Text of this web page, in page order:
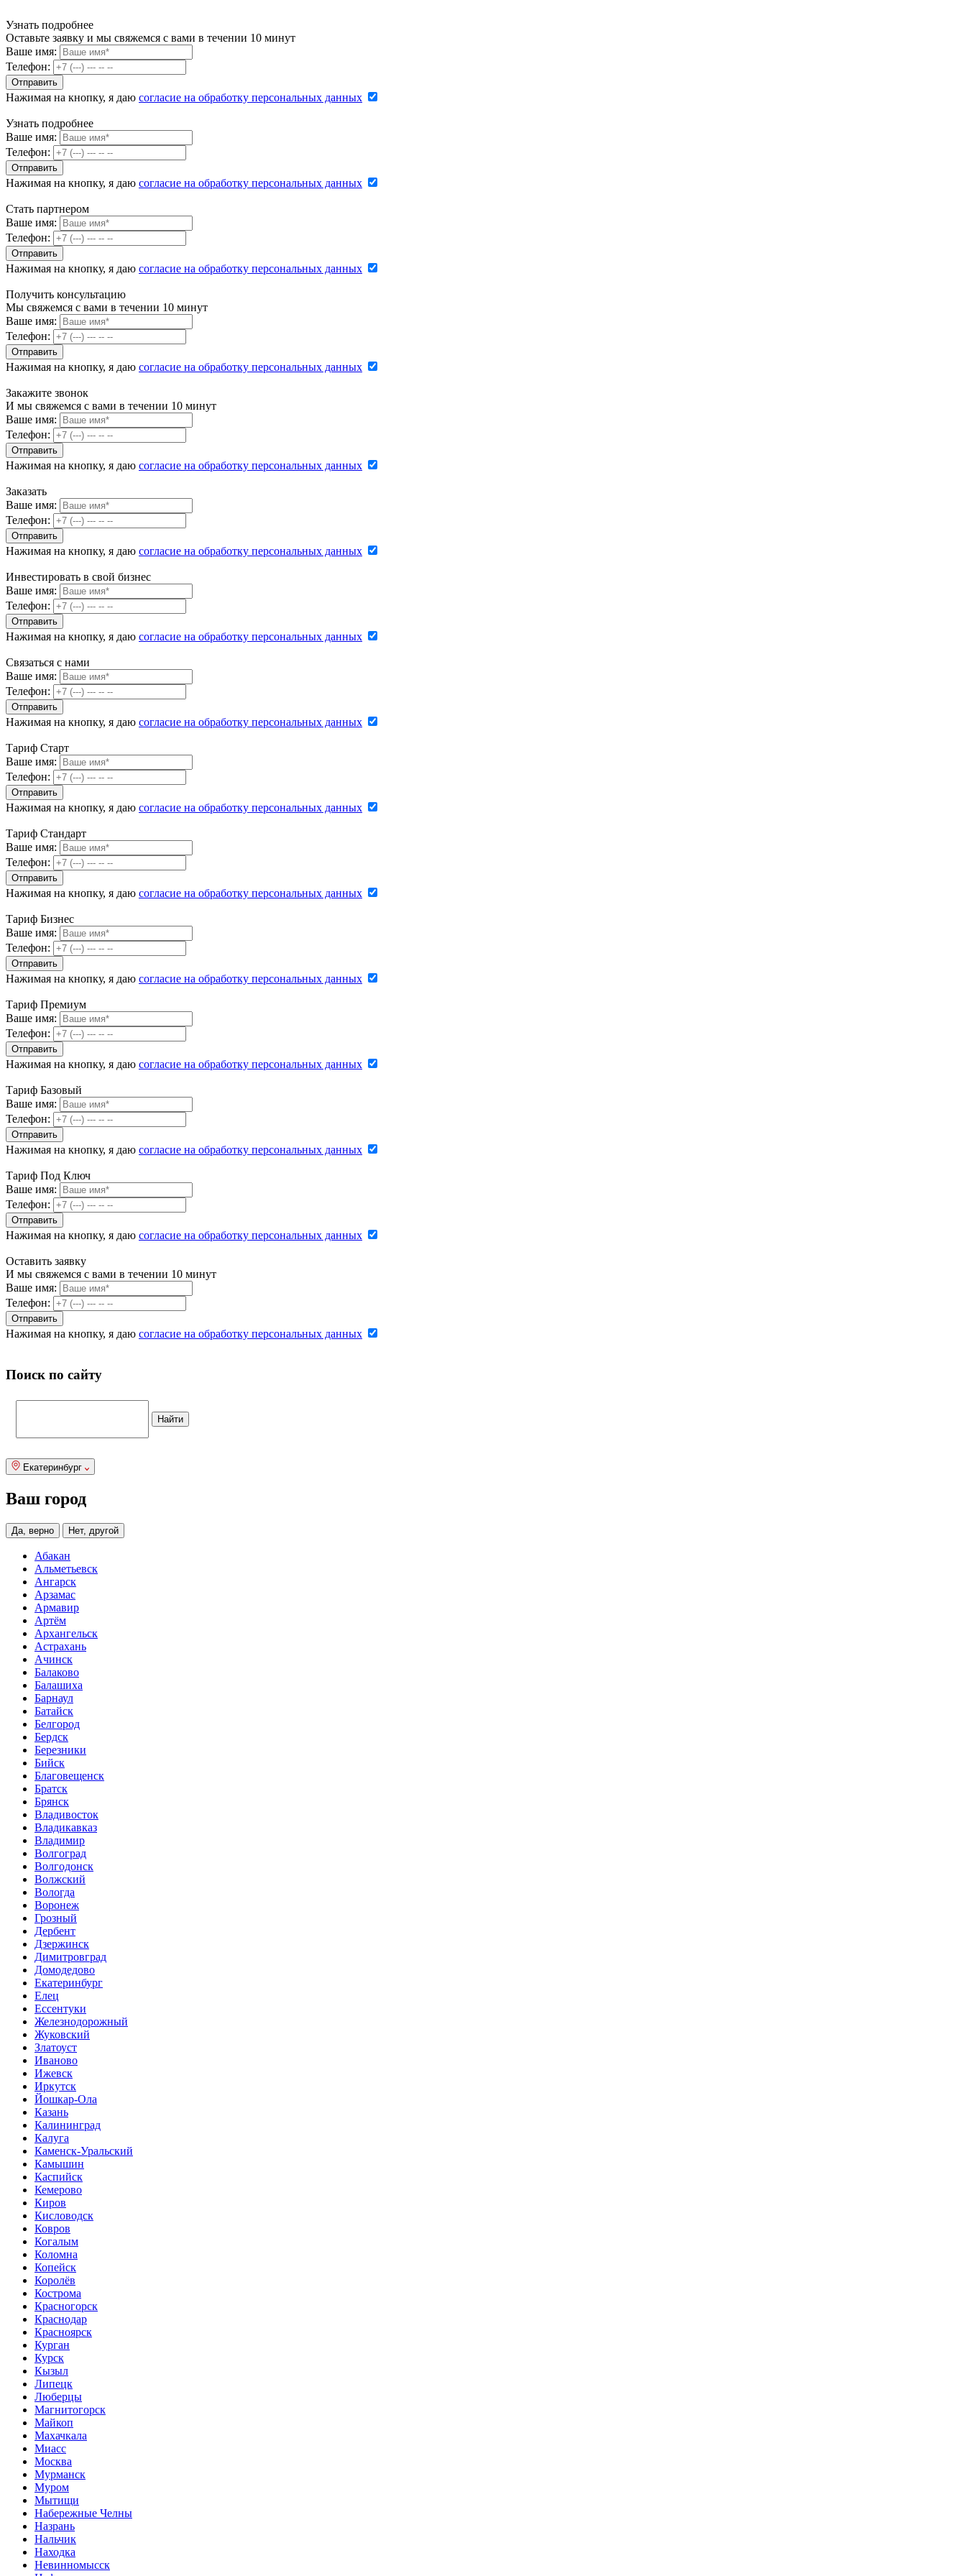
Узнать подробнее
Оставьте заявку и мы свяжемся с вами в течении 10 минут
Ваше имя:
Телефон:
Нажимая на кнопку, я даю согласие на обработку персональных данных
Узнать подробнее
Ваше имя:
Телефон:
Нажимая на кнопку, я даю согласие на обработку персональных данных
Стать партнером
Ваше имя:
Телефон:
Нажимая на кнопку, я даю согласие на обработку персональных данных
Получить консультацию
Мы свяжемся с вами в течении 10 минут
Ваше имя:
Телефон:
Нажимая на кнопку, я даю согласие на обработку персональных данных
Закажите звонок
И мы свяжемся с вами в течении 10 минут
Ваше имя:
Телефон:
Нажимая на кнопку, я даю согласие на обработку персональных данных
Заказать
Ваше имя:
Телефон:
Нажимая на кнопку, я даю согласие на обработку персональных данных
Инвестировать в свой бизнес
Ваше имя:
Телефон:
Нажимая на кнопку, я даю согласие на обработку персональных данных
Связаться с нами
Ваше имя:
Телефон:
Нажимая на кнопку, я даю согласие на обработку персональных данных
Тариф Старт
Ваше имя:
Телефон:
Нажимая на кнопку, я даю согласие на обработку персональных данных
Тариф Стандарт
Ваше имя:
Телефон:
Нажимая на кнопку, я даю согласие на обработку персональных данных
Тариф Бизнес
Ваше имя:
Телефон:
Нажимая на кнопку, я даю согласие на обработку персональных данных
Тариф Премиум
Ваше имя:
Телефон:
Нажимая на кнопку, я даю согласие на обработку персональных данных
Тариф Базовый
Ваше имя:
Телефон:
Нажимая на кнопку, я даю согласие на обработку персональных данных
Тариф Под Ключ
Ваше имя:
Телефон:
Нажимая на кнопку, я даю согласие на обработку персональных данных
Оставить заявку
И мы свяжемся с вами в течении 10 минут
Ваше имя:
Телефон:
Нажимая на кнопку, я даю согласие на обработку персональных данных
Поиск по сайту
Екатеринбург
Ваш город
Да, верно Нет, другой
Абакан
Альметьевск
Ангарск
Арзамас
Армавир
Артём
Архангельск
Астрахань
Ачинск
Балаково
Балашиха
Барнаул
Батайск
Белгород
Бердск
Березники
Бийск
Благовещенск
Братск
Брянск
Владивосток
Владикавказ
Владимир
Волгоград
Волгодонск
Волжский
Вологда
Воронеж
Грозный
Дербент
Дзержинск
Димитровград
Домодедово
Екатеринбург
Елец
Ессентуки
Железнодорожный
Жуковский
Златоуст
Иваново
Ижевск
Иркутск
Йошкар-Ола
Казань
Калининград
Калуга
Каменск-Уральский
Камышин
Каспийск
Кемерово
Киров
Кисловодск
Ковров
Когалым
Коломна
Копейск
Королёв
Кострома
Красногорск
Краснодар
Красноярск
Курган
Курск
Кызыл
Липецк
Люберцы
Магнитогорск
Майкоп
Махачкала
Миасс
Москва
Мурманск
Муром
Мытищи
Набережные Челны
Назрань
Нальчик
Находка
Невинномысск